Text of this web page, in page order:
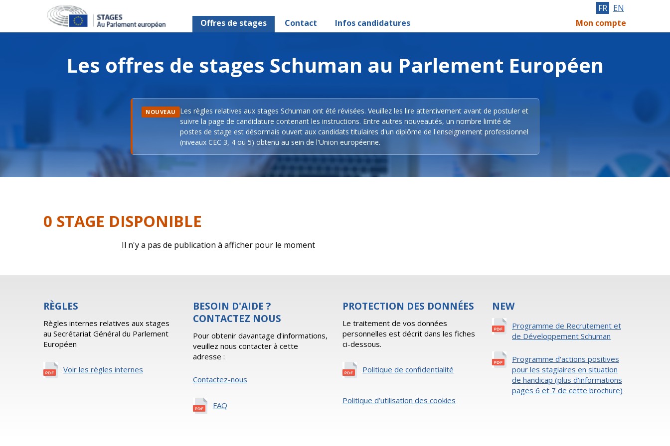
Offres de stages Contact Infos candidatures
FR EN
Mon compte
Les offres de stages Schuman au Parlement Européen
NOUVEAU
Les règles relatives aux stages Schuman ont été révisées. Veuillez les lire attentivement avant de postuler et
suivre la page de candidature contenant les instructions. Entre autres nouveautés, un nombre limité de
postes de stage est désormais ouvert aux candidats titulaires d'un diplôme de l'enseignement professionnel
(niveaux CEC 3, 4 ou 5) obtenu au sein de l'Union européenne.
0 STAGE DISPONIBLE
Il n'y a pas de publication à afficher pour le moment
RÈGLES
Règles internes relatives aux stages
au Secrétariat Général du Parlement
Européen
Voir les règles internes
BESOIN D'AIDE ?
CONTACTEZ NOUS
Pour obtenir davantage d'informations,
veuillez nous contacter à cette
adresse :
Contactez-nous
FAQ
PROTECTION DES DONNÉES
Le traitement de vos données
personnelles est décrit dans les fiches
ci-dessous.
Politique de confidentialité
Politique d’utilisation des cookies
NEW
Programme de Recrutement et
de Développement Schuman
Programme d'actions positives
pour les stagiaires en situation
de handicap (plus d'informations
pages 6 et 7 de cette brochure)